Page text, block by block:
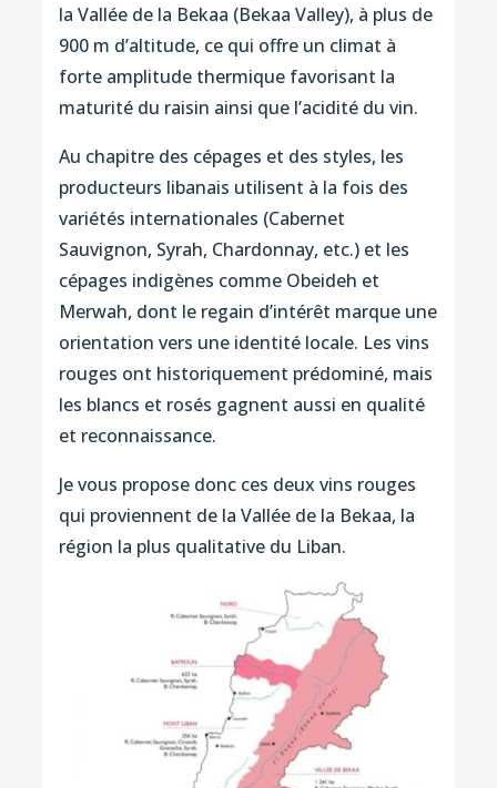
la Vallée de la Bekaa (Bekaa Valley), à plus de
900 m d’altitude, ce qui offre un climat à
forte amplitude thermique favorisant la
maturité du raisin ainsi que l’acidité du vin.
Au chapitre des cépages et des styles, les
producteurs libanais utilisent à la fois des
variétés internationales (Cabernet
Sauvignon, Syrah, Chardonnay, etc.) et les
cépages indigènes comme Obeideh et
Merwah, dont le regain d’intérêt marque une
orientation vers une identité locale. Les vins
rouges ont historiquement prédominé, mais
les blancs et rosés gagnent aussi en qualité
et reconnaissance.
Je vous propose donc ces deux vins rouges
qui proviennent de la Vallée de la Bekaa, la
région la plus qualitative du Liban.